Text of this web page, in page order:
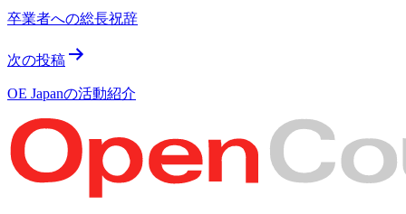
卒業者への総長祝辞
次の投稿
OE Japanの活動紹介